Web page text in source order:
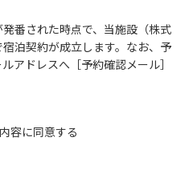
を鳴らす行為。（ 但し貸切イ
切イベントは除く）
サイトの利用や共用部（シャ
。
ような行為（夜間の大声での談
番された時点で、当施設（株式
泊契約が成立します。なお、予
アドレスへ［予約確認メール］
容に同意する